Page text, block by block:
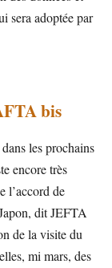
sera adoptée par
bis
les prochains
encore très
l’accord de
dit JEFTA
de la visite du
mi mars, des